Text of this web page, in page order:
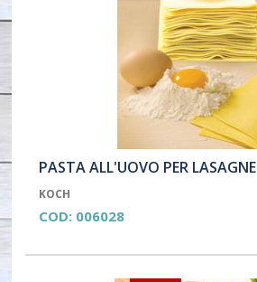
PASTA ALL'UOVO PER LASAGNE
KOCH
COD: 006028